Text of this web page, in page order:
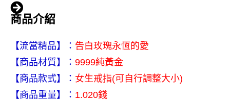
商品介紹
【流當精品】： 告白玫瑰永恆的愛
【商品材質】： 9999純黃金
【商品款式】： 女生戒指(可自行調整大小)
【商品重量】： 1.020錢